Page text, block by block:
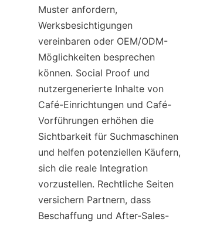
Muster anfordern,
Werksbesichtigungen
vereinbaren oder OEM/ODM-
Möglichkeiten besprechen
können. Social Proof und
nutzergenerierte Inhalte von
Café-Einrichtungen und Café-
Vorführungen erhöhen die
Sichtbarkeit für Suchmaschinen
und helfen potenziellen Käufern,
sich die reale Integration
vorzustellen. Rechtliche Seiten
versichern Partnern, dass
Beschaffung und After-Sales-